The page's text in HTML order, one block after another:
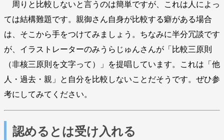
周りと比較しないと言うのは簡単ですが、これは人によっ
ては結構難題です。親御さん自身が比較する癖がある場合
は、そこから手をつけてみましょう。ちなみに半分冗談です
が、イラストレーターのみうらじゅんさんが「比較三原則
（非核三原則を文字って）」を提唱しています。これは「他
人・過去・親」と自分を比較しないことだそうです。ぜひ参
考にしてみてください。
認めるとは受け入れる